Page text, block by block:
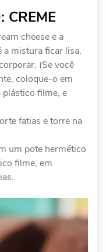
CREME
cheese e a
a mistura ficar lisa.
(Se você
coloque-o em
filme, e
fatias e torre na
um pote hermético
filme, em